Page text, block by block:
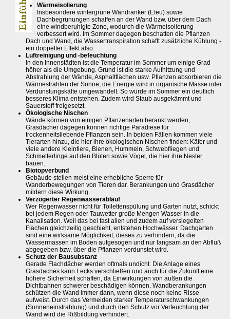
Wärmeisolierung
Insbesondere wintergrüne Wandranker (Efeu) sowie
Dachbegrünungen schaffen an der Wand bzw. über dem Dach
eine windberuhigte Zone, wodurch die Wärmeisolierung
verbessert wird. Im Sommer dagegen beschatten die Pflanzen
Dach und Wand, die Wassertranspiration schafft zusätzliche Kühlung -
ein doppelter Effekt also.
Luftreinigung und -befeuchtung
In den Innenstädten ist die Temperatur im Sommer um einige Grad
höher als die Umgebung. Grund ist die starke Aufhitzung und
Abstrahlung der Wände, Asphaltflächen usw. Pflanzen absorbieren die
Wärmestrahlen der Sonne, die Energie wird in organische Masse oder
Verdunstungskälte umgewandelt. So würde im Sommer ein deutlich
besseres Klima entstehen. Zudem wird Staub ausgekämmt und
Sauerstoff freigesetzt.
Ökologische Nischen
Wände können von einigen Pflanzenarten berankt werden,
Grasdächer dagegen können richtige Paradiese für
trockenheitsliebende Pflanzen sein. In beiden Fällen kommen viele
Tierarten hinzu, die hier ihre ökologischen Nischen finden: Käfer und
viele andere Kleintiere, Bienen, Hummeln, Schwebfliegen und
Schmetterlinge auf den Blüten sowie Vögel, die hier ihre Nester
bauen.
Biotopverbund
Gebäude stellen meist eine erhebliche Sperre für
Wanderbewegungen von Tieren dar. Berankungen und Grasdächer
mildern diese Wirkung.
Verzögerter Regenwasserablauf
Wer Regenwasser nicht für Toilettenspülung und Garten nutzt, schickt
bei jedem Regen oder Tauwetter große Mengen Wasser in die
Kanalisation. Weil das bei fast allen und zudem auf versiegelten
Flächen gleichzeitig geschieht, entstehen Hochwässer. Dachgärten
sind eine wirksame Möglichkeit, dieses zu verhindern, da die
Wassermassen im Boden aufgesogen und nur langsam an den Abfluß
abgegeben bzw. über die Pflanzen verdunstet wird.
Schutz der Bausubstanz
Gerade Flachdächer werden oftmals undicht. Die Anlage eines
Grasdaches kann Lecks verschließen und auch für die Zukunft eine
höhere Sicherheit schaffen, da Einwirkungen von außen die
Dichtbahnen schwerer beschädigen können. Wandberankungen
schützen die Wand immer dann, wenn diese noch keine Risse
aufweist. Durch das Vermeiden starker Temperaturschwankungen
(Sonneneinstrahlung) und durch den Schutz vor Verfeuchtung der
Wand wird die Rißbildung verhindert.